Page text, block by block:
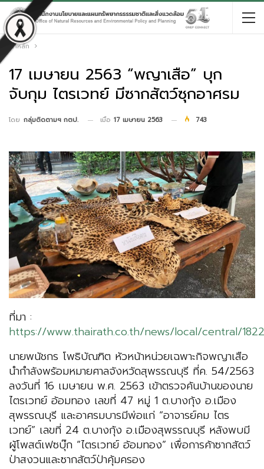
หน้าหลัก
17 เมษายน 2563 “พญาเสือ” บุก
จับกุม ไตรเวทย์ มีซากสัตว์ซุกอาศรม
โดย กลุ่มติดตามฯ กตป. เมื่อ 17 เมษายน 2563 743
ที่มา :
https://www.thairath.co.th/news/local/central/
นายพนัชกร โพธิบัณฑิต หัวหน้าหน่วยเฉพาะกิจพญาเสือ
นำกำลังพร้อมหมายศาลจังหวัดสุพรรณบุรี ที่ค. 54/2563
ลงวันที่ 16 เมษายน พ.ศ. 2563 เข้าตรวจค้นบ้านของนาย
ไตรเวทย์ อ้อมทอง เลขที่ 47 หมู่ 1 ต.บางกุ้ง อ.เมือง
สุพรรณบุรี และอาศรมบารมีพ่อแก่ “อาจารย์คม ไตร
เวทย์” เลขที่ 24 ต.บางกุ้ง อ.เมืองสุพรรณบุรี หลังพบมี
ผู้โพสต์เฟซบุ๊ก “ไตรเวทย์ อ้อมทอง” เพื่อการค้าซากสัตว์
ป่าสงวนและซากสัตว์ป่าคุ้มครอง